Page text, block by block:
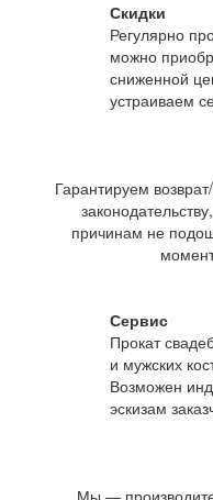
Скидки
Регулярно
можно
сниженной
устраиваем
Гарантируем
причинам не
Сервис
Прокат
и мужских
Возможен
эскизам